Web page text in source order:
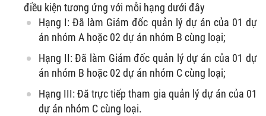
điều kiện tương ứng với mỗi hạng dưới đây
Hạng I: Đã làm Giám đốc quản lý dự án của 01 dự
án nhóm A hoặc 02 dự án nhóm B cùng loại;
Hạng II: Đã làm Giám đốc quản lý dự án của 01 dự
án nhóm B hoặc 02 dự án nhóm C cùng loại;
Hạng III: Đã trực tiếp tham gia quản lý dự án của 01
dự án nhóm C cùng loại.